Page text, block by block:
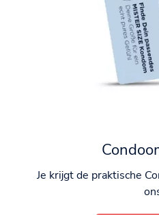
Je krijgt de praktische